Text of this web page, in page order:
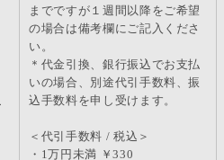
までですが１週間以降をご希望
の場合は備考欄にご記入くださ
い。
＊代金引換、銀行振込でお支払
いの場合、別途代引手数料、振
込手数料を申し受けます。
＜代引手数料 / 税込＞
・1万円未満 ￥330